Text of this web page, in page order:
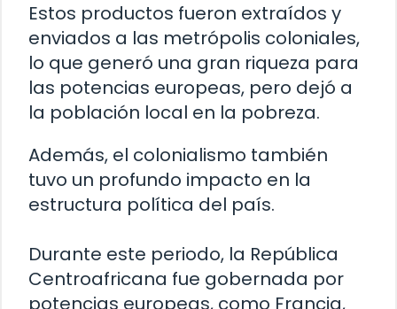
Estos productos fueron extraídos y
enviados a las metrópolis coloniales,
lo que generó una gran riqueza para
las potencias europeas, pero dejó a
la población local en la pobreza.
Además, el colonialismo también
tuvo un profundo impacto en la
estructura política del país.
Durante este periodo, la República
Centroafricana fue gobernada por
potencias europeas, como Francia,